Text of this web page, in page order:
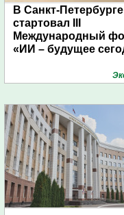
В Санкт-Петербурге
стартовал III
Международный
«ИИ – будущее